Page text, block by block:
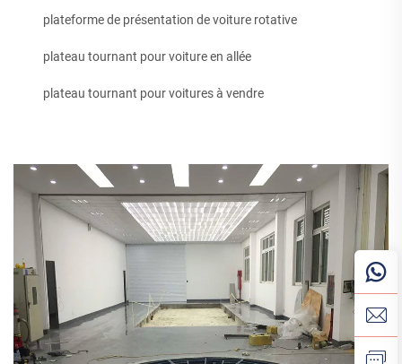
plateforme de présentation de voiture rotative
plateau tournant pour voiture en allée
plateau tournant pour voitures à vendre